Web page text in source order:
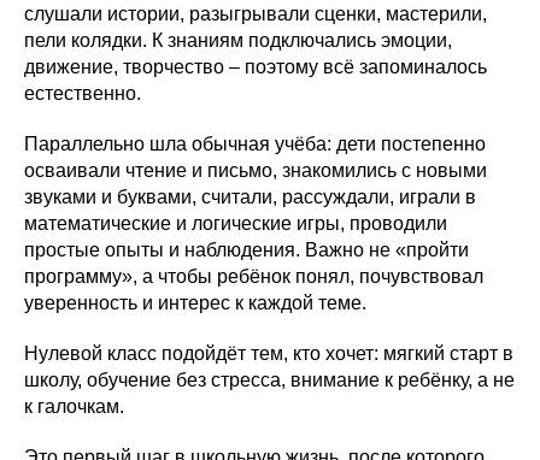
слушали истории, разыгрывали сценки, мастерили,
пели колядки. К знаниям подключались эмоции,
движение, творчество – поэтому всё запоминалось
естественно.
Параллельно шла обычная учёба: дети постепенно
осваивали чтение и письмо, знакомились с новыми
звуками и буквами, считали, рассуждали, играли в
математические и логические игры, проводили
простые опыты и наблюдения. Важно не «пройти
программу», а чтобы ребёнок понял, почувствовал
уверенность и интерес к каждой теме.
Нулевой класс подойдёт тем, кто хочет: мягкий старт в
школу, обучение без стресса, внимание к ребёнку, а не
к галочкам.